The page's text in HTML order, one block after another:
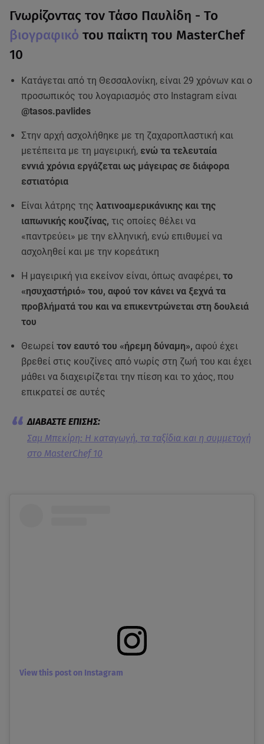
Γνωρίζοντας τον Τάσο Παυλίδη - Το
βιογραφικό του παίκτη του MasterChef
10
Κατάγεται από τη Θεσσαλονίκη, είναι 29 χρόνων και ο
προσωπικός του λογαριασμός στο Instagram είναι
@tasos.pavlides
Στην αρχή ασχολήθηκε με τη ζαχαροπλαστική και
μετέπειτα με τη μαγειρική, ενώ τα τελευταία
εννιά χρόνια εργάζεται ως μάγειρας σε διάφορα
εστιατόρια
Είναι λάτρης της λατινοαμερικάνικης και της
ιαπωνικής κουζίνας, τις οποίες θέλει να
«παντρεύει» με την ελληνική, ενώ επιθυμεί να
ασχοληθεί και με την κορεάτικη
Η μαγειρική για εκείνον είναι, όπως αναφέρει, το
«ησυχαστήριό» του, αφού τον κάνει να ξεχνά τα
προβλήματά του και να επικεντρώνεται στη δουλειά
του
Θεωρεί τον εαυτό του «ήρεμη δύναμη», αφού έχει
βρεθεί στις κουζίνες από νωρίς στη ζωή του και έχει
μάθει να διαχειρίζεται την πίεση και το χάος, που
επικρατεί σε αυτές
Σαμ Μπεκίρη: H καταγωγή, τα ταξίδια και η συμμετοχή
στο MasterChef 10
View this post on Instagram